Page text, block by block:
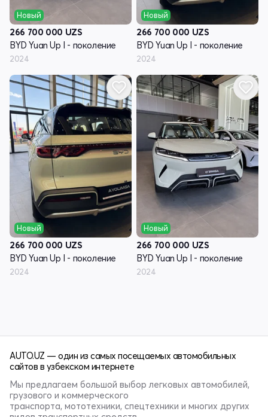
Новый
266 700 000 UZS
BYD Yuan Up I - поколение
2024
Новый
266 700 000 UZS
BYD Yuan Up I - поколение
2024
Новый
266 700 000 UZS
BYD Yuan Up I - поколение
2024
Новый
266 700 000 UZS
BYD Yuan Up I - поколение
2024
AUTO.UZ — один из самых посещаемых автомобильных
сайтов в узбекском интернете
Мы предлагаем большой выбор легковых автомобилей,
грузового и коммерческого
транспорта, мототехники, спецтехники и многих других